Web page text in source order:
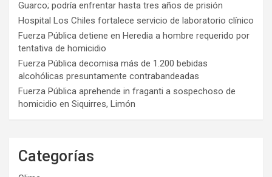
Guarco; podría enfrentar hasta tres años de prisión
Hospital Los Chiles fortalece servicio de laboratorio clínico
Fuerza Pública detiene en Heredia a hombre requerido por
tentativa de homicidio
Fuerza Pública decomisa más de 1.200 bebidas
alcohólicas presuntamente contrabandeadas
Fuerza Pública aprehende in fraganti a sospechoso de
homicidio en Siquirres, Limón
Categorías